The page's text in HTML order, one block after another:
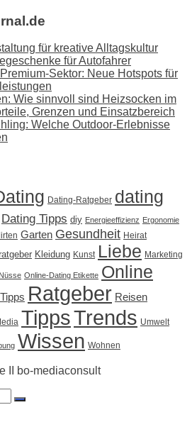
für kreative Alltagskultur
für Autofahrer
Sektor: Neue Hotspots für
Wie sinnvoll sind Heizsocken im
Grenzen und Einsatzbereich
Welche Outdoor-Erlebnisse
Dating-Ratgeber dating
Dating Tipps diy Energieeffizienz Ergonomie
Garten Gesundheit Heirat
Kleidung Kunst Liebe Marketing
Nüsse Online-Dating Etikette Online
Ratgeber Reisen
TippsTrends Umwelt
Wissen Wohnen
II bo-mediaconsult